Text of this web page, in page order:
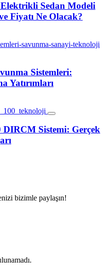
Sedan Modeli
Fiyatı Ne Olacak?
Sistemleri:
Yatırımları
Sistemi: Gerçek
bizimle paylaşın!